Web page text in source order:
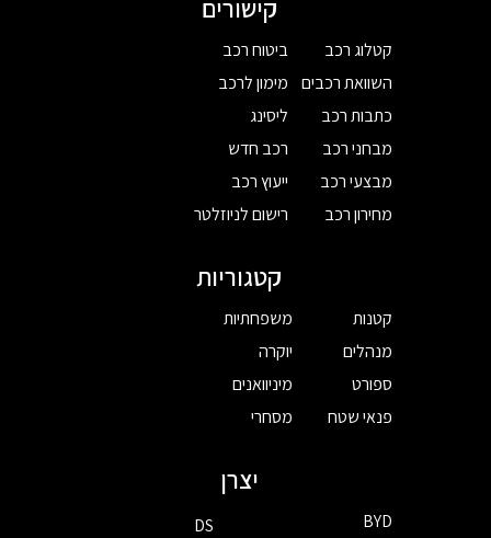
קישורים
קטלוג רכב
השוואת רכבים
כתבות רכב
מבחני רכב
מבצעי רכב
מחירון רכב
ביטוח רכב
מימון לרכב
ליסינג
רכב חדש
ייעוץ רכב
רישום לניוזלטר
קטגוריות
קטנות
מנהלים
ספורט
פנאי שטח
משפחתיות
יוקרה
מיניוואנים
מסחרי
יצרן
BYD
DS